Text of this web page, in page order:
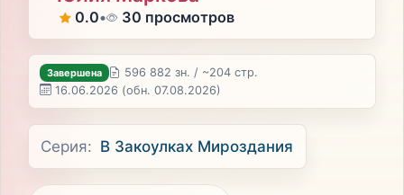
0.0• 30 просмотров
Завершена
596 882 зн. / ~204 стр.
16.06.2026 (обн. 07.08.2026)
Серия: В Закоулках Мироздания